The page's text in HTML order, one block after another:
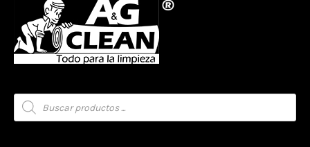
Búsqueda
de
productos